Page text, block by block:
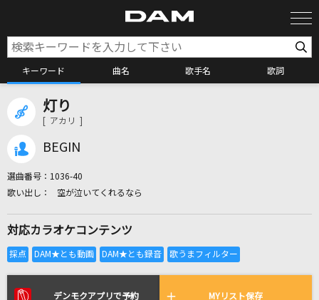
キーワード 曲名 歌手名 歌詞
全国りれき
リアルタイムで歌われている曲の一覧
灯り
[ アカリ ]
BEGIN
選曲番号： 1036-40
空が泣いてくれるなら
対応カラオケコンテンツ
デンモクアプリで予約 MYリスト保存